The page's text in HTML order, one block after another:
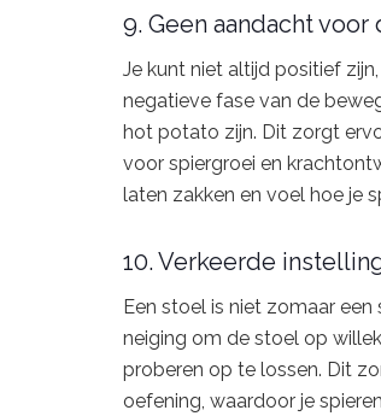
9. Geen aandacht
Je kunt niet altijd positief
negatieve fase van de
hot potato zijn. Dit zorgt
voor spiergroei en
laten zakken en voel hoe je
10. Verkeerde
Een stoel is niet zomaar
neiging om de stoel op
proberen op te lossen. Dit
oefening, waardoor je